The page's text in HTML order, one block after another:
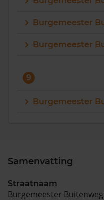
Burgemeester
Burgemeester
9
Burgemeester
Samenvatting
Straatnaam
Burgemeester Buitenweg